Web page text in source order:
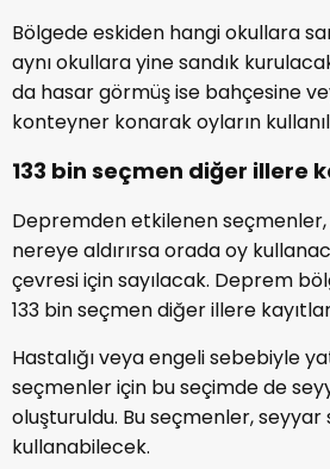
Bölgede eskiden hangi okullara
aynı okullara yine sandık
da hasar görmüş ise bahçesine
konteyner konarak oyların
133 bin seçmen diğer illere
Depremden etkilenen seçmenler,
nereye aldırırsa orada oy
çevresi için sayılacak. Deprem
133 bin seçmen diğer illere
Hastalığı veya engeli sebebiyle
seçmenler için bu seçimde de
oluşturuldu. Bu seçmenler, seyyar
kullanabilecek.